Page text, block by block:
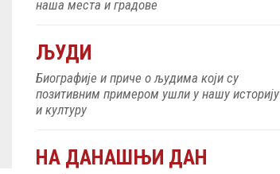
наша места и градове
ЉУДИ
Биографије и приче о људима који су
позитивним примером ушли у нашу историју
и културу
НА ДАНАШЊИ ДАН